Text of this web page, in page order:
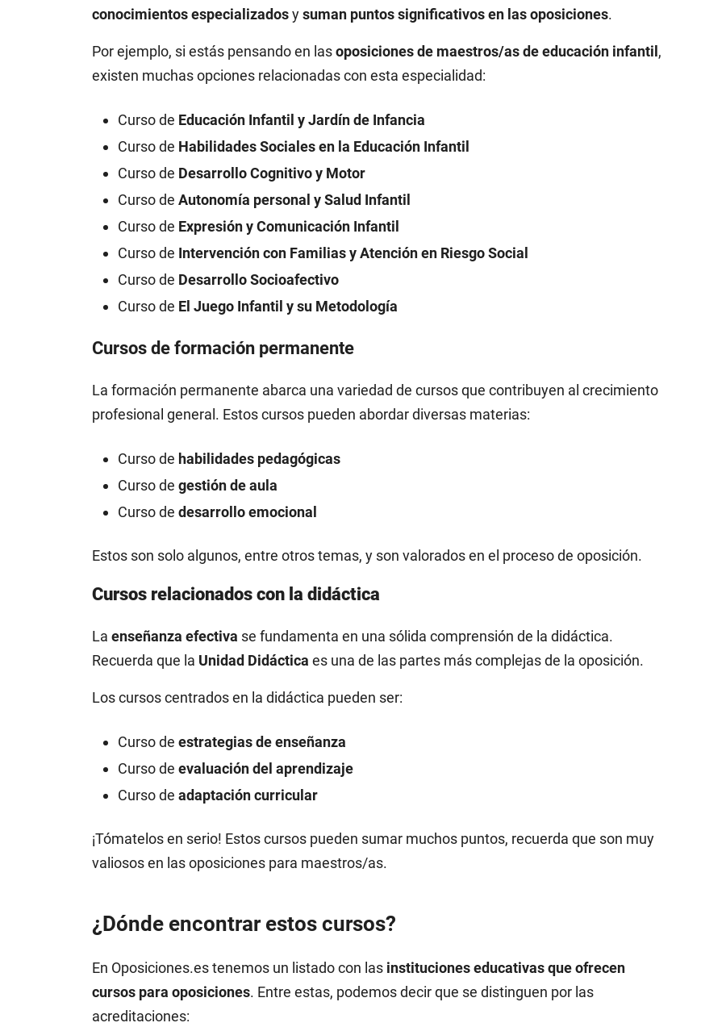
conocimientos especializadosysuman puntos significativos en las oposiciones.
Por ejemplo, si estás pensando en lasoposiciones de maestros/as de educación infantil ,
existen muchas opciones relacionadas con esta especialidad:
Curso de Educación Infantil y Jardín de Infancia
Curso de Habilidades Sociales en la Educación Infantil
Curso de Desarrollo Cognitivo y Motor
Curso de Autonomía personal y Salud Infantil
Curso de Expresión y Comunicación Infantil
Curso de Intervención con Familias y Atención en Riesgo Social
Curso de Desarrollo Socioafectivo
Curso de El Juego Infantil y su Metodología
Cursos de formación permanente
La formación permanente abarca una variedad de cursos que contribuyen al crecimiento
profesional general. Estos cursos pueden abordar diversas materias:
Curso de habilidades pedagógicas
Curso de gestión de aula
Curso de desarrollo emocional
Estos son solo algunos, entre otros temas, y son valorados en el proceso de oposición.
Cursos relacionados con la didáctica
La enseñanza efectiva se fundamenta en una sólida comprensión de la didáctica.
Recuerda que la Unidad Didáctica es una de las partes más complejas de la oposición.
Los cursos centrados en la didáctica pueden ser:
Curso de estrategias de enseñanza
Curso de evaluación del aprendizaje
Curso de adaptación curricular
¡Tómatelos en serio! Estos cursos pueden sumar muchos puntos, recuerda que son muy
valiosos en las oposiciones para maestros/as.
¿Dónde encontrar estos cursos?
En Oposiciones.es tenemos un listado con las instituciones educativas que ofrecen
cursos para oposiciones. Entre estas, podemos decir que se distinguen por las
acreditaciones: